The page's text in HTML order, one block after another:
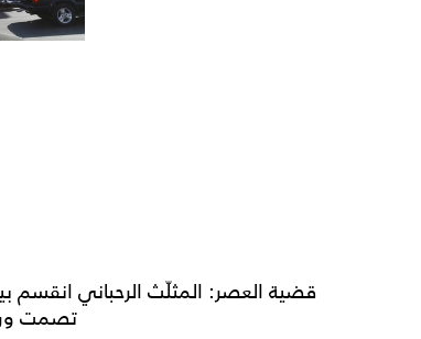
قضية العصر: المثلّث الرحباني
تصمت